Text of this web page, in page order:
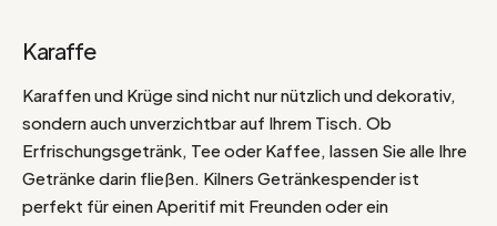
Karaffe
Karaffen und Krüge sind nicht nur nützlich und dekorativ,
sondern auch unverzichtbar auf Ihrem Tisch. Ob
Erfrischungsgetränk, Tee oder Kaffee, lassen Sie alle Ihre
Getränke darin fließen. Kilners Getränkespender ist
perfekt für einen Aperitif mit Freunden oder ein